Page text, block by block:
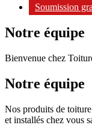
Soumission
Notre équipe
Bienvenue chez
Notre équipe
Nos produits de
et installés chez vous